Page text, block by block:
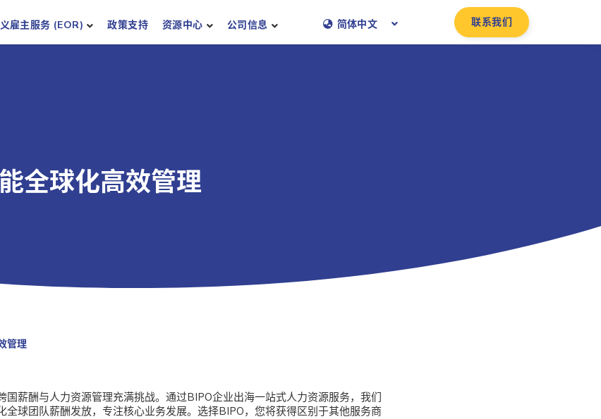
雇主服务 (EOR) 政策支持 资源中心 公司信息 简体中文 联系我们
全球化高效管理
管理
国薪酬与人力资源管理充满挑战。通过BIPO企业出海一站式人力资源服务，我们
全球团队薪酬发放，专注核心业务发展。选择BIPO，您将获得区别于其他服务商